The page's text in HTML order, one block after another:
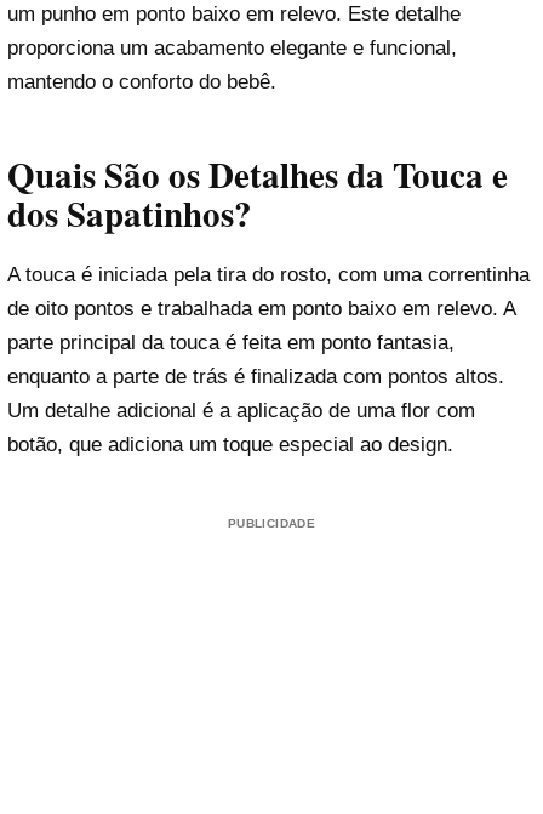
um punho em ponto baixo em relevo. Este detalhe
proporciona um acabamento elegante e funcional,
mantendo o conforto do bebê.
Quais São os Detalhes da Touca e
dos Sapatinhos?
A touca é iniciada pela tira do rosto, com uma correntinha
de oito pontos e trabalhada em ponto baixo em relevo. A
parte principal da touca é feita em ponto fantasia,
enquanto a parte de trás é finalizada com pontos altos.
Um detalhe adicional é a aplicação de uma flor com
botão, que adiciona um toque especial ao design.
PUBLICIDADE